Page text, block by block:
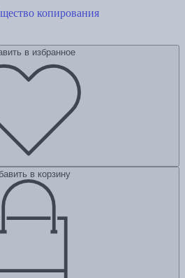
копирования
в избранное
в корзину